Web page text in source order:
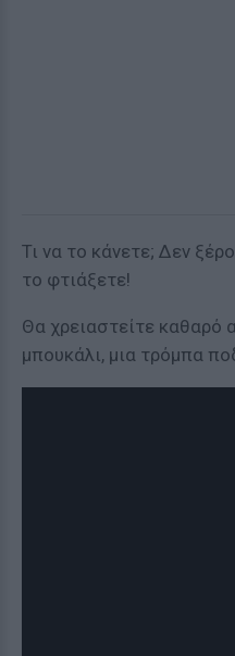
Τι να το κάνετε; Δεν
το φτιάξετε!
Θα χρειαστείτε καθαρό
μπουκάλι, μια τρόμπα